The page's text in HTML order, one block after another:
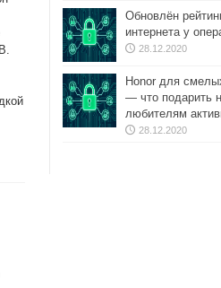
Обновлён
интернета у
28.12.2020
Honor для
— что подарить
любителям
28.12.2020